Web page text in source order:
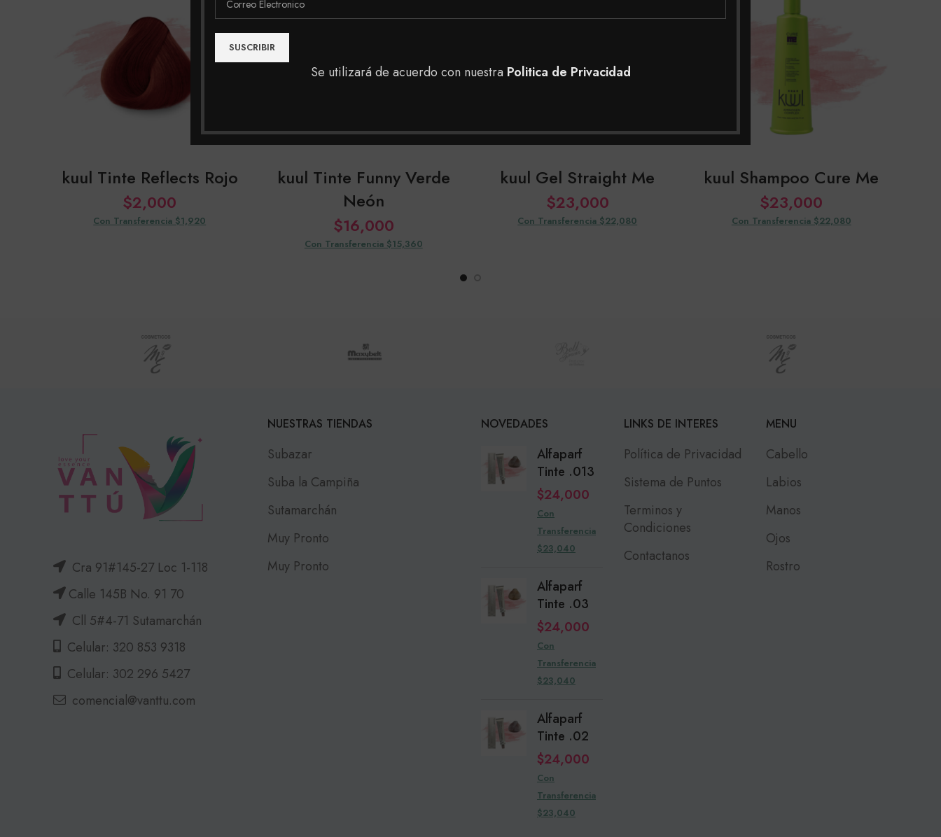
Se utilizará de acuerdo con nuestra Politica de Privacidad
kuul Tinte Reflects Rojo
$2,000
Con Transferencia $1,920
kuul Tinte Funny Verde
Neón
$16,000
Con Transferencia $15,360
kuul Gel Straight Me
$23,000
Con Transferencia $22,080
kuul Shampoo Cure Me
$23,000
Con Transferencia $22,080
Cra 91#145-27 Loc 1-118
Calle 145B No. 91 70
Cll 5#4-71 Sutamarchán
Celular: 320 853 9318
Celular: 302 296 5427
comencial@vanttu.com
NUESTRAS TIENDAS
Subazar
Suba la Campiña
Sutamarchán
Muy Pronto
Muy Pronto
NOVEDADES
Alfaparf
Tinte .013
$24,000
Con
Transferencia
$23,040
Alfaparf
Tinte .03
$24,000
Con
Transferencia
$23,040
Alfaparf
Tinte .02
$24,000
Con
Transferencia
$23,040
LINKS DE INTERES
Política de Privacidad
Sistema de Puntos
Terminos y
Condiciones
Contactanos
MENU
Cabello
Labios
Manos
Ojos
Rostro